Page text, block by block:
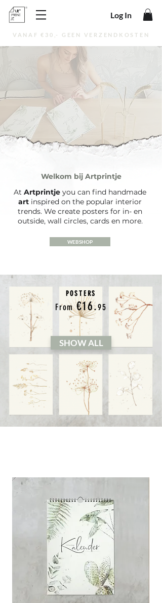
Log In
VANAF €30,- GEEN VERZENDKOSTEN
Welkom bij Artprintje
At Artprintje you can find handmade
art inspired on the popular interior
trends. We create posters for in- en
outside, wall circles, cards en more.
WEBSHOP
POSTERS
From€16.95
SHOW ALL